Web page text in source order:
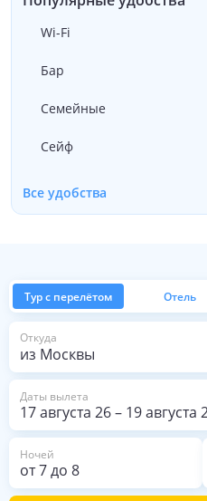
Wi-Fi
Бар
Семейные
Сейф
Все удобства
Тур с перелётом Отель
Откуда
из Москвы
Даты вылета
17 августа 26– 19 августа
Ночей
от7до 8